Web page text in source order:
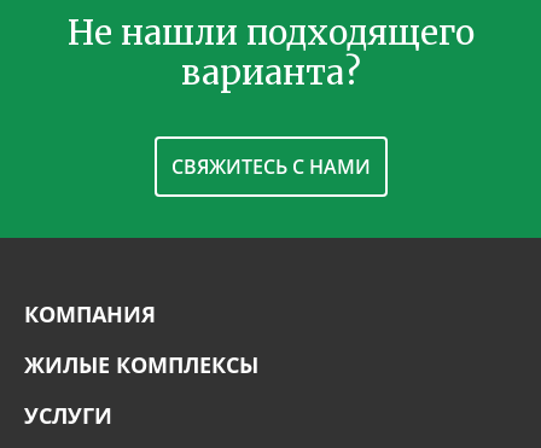
Не нашли подходящего
варианта?
СВЯЖИТЕСЬ С НАМИ
КОМПАНИЯ
ЖИЛЫЕ КОМПЛЕКСЫ
УСЛУГИ